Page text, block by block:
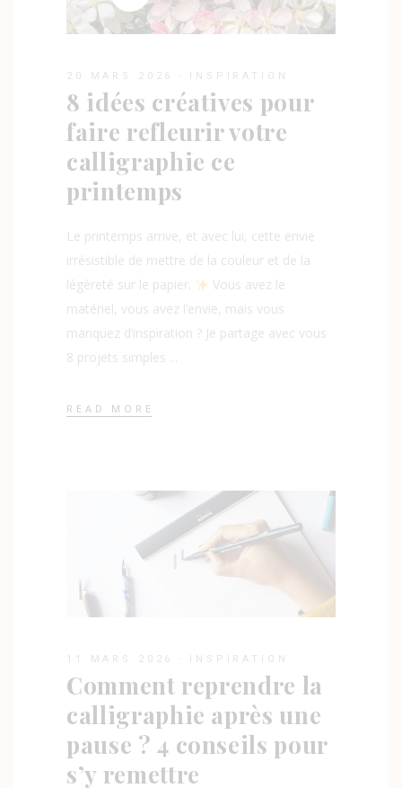
20 MARS 2026 INSPIRATION
8 idées créatives pour
faire refleurir votre
calligraphie ce
printemps
Le printemps arrive, et avec lui, cette envie
irrésistible de mettre de la couleur et de la
légèreté sur le papier.
Vous avez le
matériel, vous avez l’envie, mais vous
manquez d’inspiration ? Je partage avec vous
8 projets simples
READ MORE
11 MARS 2026 INSPIRATION
Comment reprendre la
calligraphie après une
pause ? 4 conseils pour
s’y remettre